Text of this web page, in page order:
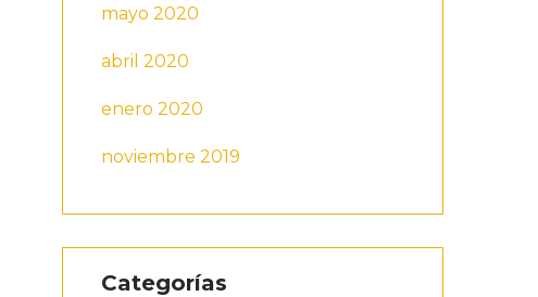
mayo 2020
abril 2020
enero 2020
noviembre 2019
Categorías